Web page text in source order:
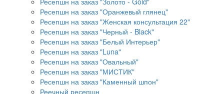
Ресепшн на заказ "Оранжевый глянец"
Ресепшн на заказ "Женская консультация 22"
Ресепшн на заказ "Черный - Black"
Ресепшн на заказ "Белый Интерьер"
Ресепшн на заказ "Luna"
Ресепшн на заказ "Овальный"
Ресепшн на заказ "МИСТИК"
Ресепшн на заказ "Каменный шпон"
Реечный ресепшн